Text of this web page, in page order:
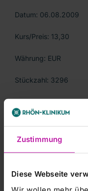
Zustimmung
Diese Webseite
Datum: 06.08.2009
Kurs/Preis: 13,30
Währung: EUR
Stückzahl: 3296
Gesamtvolumen: